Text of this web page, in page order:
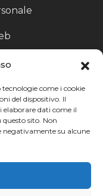
come i cookie
del dispositivo. Il
elaborare dati come il
sito. Non
negativamente su alcune
Linea